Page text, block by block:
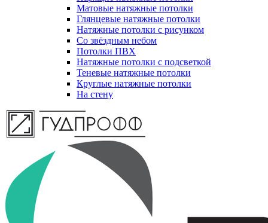
Матовые натяжные потолки
Глянцевые натяжные потолки
Натяжные потолки с рисунком
Со звёздным небом
Потолки ПВХ
Натяжные потолки с подсветкой
Теневые натяжные потолки
Круглые натяжные потолки
На стену